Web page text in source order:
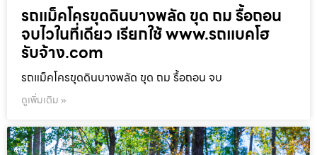
รถแม็คโครขุดดินบางพลัด ขุด ถม รื้อถอน
จบไวในที่เดียว เรียกใช้ www.รถแบคโฮ
รับจ้าง.com
รถแม็คโครขุดดินบางพลัด ขุด ถม รื้อถอน จบ
ดูเพิ่มเติม »